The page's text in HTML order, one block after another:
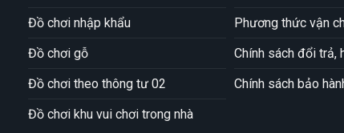
Đồ chơi nhập khẩu
Đồ chơi gỗ
Đồ chơi theo thông tư 02
Đồ chơi khu vui chơi trong nhà
Phương thức vận
Chính sách đổi trả,
Chính sách bảo